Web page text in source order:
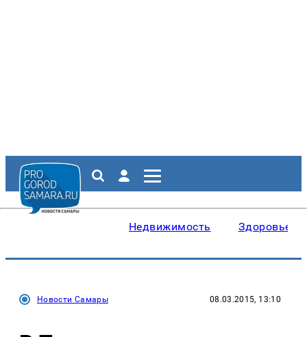
Недвижимость Здоровье
Новости Самары 08.03.2015, 13:10